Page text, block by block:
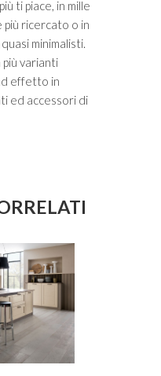
ti piace, in mille
più ricercato o in
minimalisti.
più varianti
effetto in
ed accessori di